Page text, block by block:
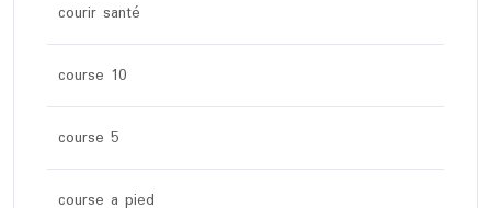
courir santé
course 10
course 5
course a pied